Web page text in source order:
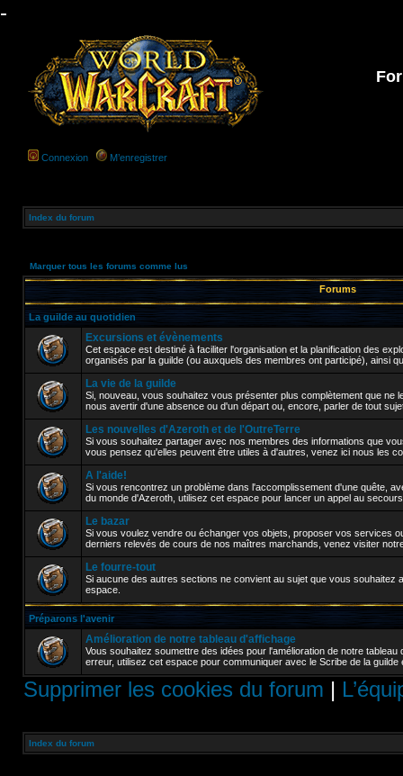
-
Connexion M’enregistrer
Index du forum
Marquer tous les forums comme lus
Forums
La guilde au quotidien
Excursions et évènements
Cet espace est destiné à faciliter l'organisation et la planification des
organisés par la guilde (ou auxquels des membres ont participé), ainsi
La vie de la guilde
Si, nouveau, vous souhaitez vous présenter plus complètement que ne
nous avertir d'une absence ou d'un départ ou, encore, parler de tout
Les nouvelles d'Azeroth et de l'OutreTerre
Si vous souhaitez partager avec nos membres des informations que
vous pensez qu'elles peuvent être utiles à d'autres, venez ici nous les
A l'aide!
Si vous rencontrez un problème dans l'accomplissement d'une quête,
du monde d'Azeroth, utilisez cet espace pour lancer un appel au
Le bazar
Si vous voulez vendre ou échanger vos objets, proposer vos services
derniers relevés de cours de nos maîtres marchands, venez visiter
Le fourre-tout
Si aucune des autres sections ne convient au sujet que vous souhaitez
espace.
Préparons l'avenir
Amélioration de notre tableau d'affichage
Vous souhaitez soumettre des idées pour l'amélioration de notre
erreur, utilisez cet espace pour communiquer avec le Scribe de la guilde
Supprimer les cookies du forum |
Index du forum